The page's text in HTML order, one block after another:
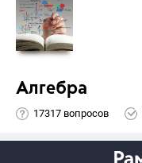
Алгебра
17317 вопросов